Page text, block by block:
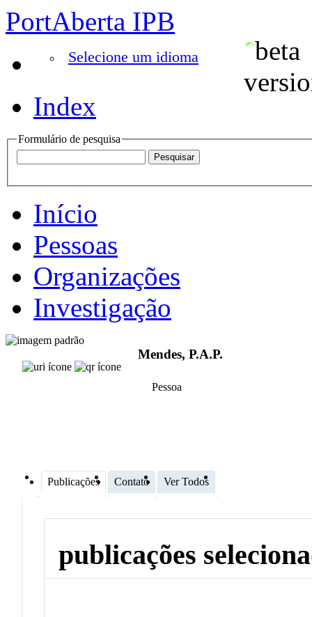
PortAberta IPB
Selecione um idioma
Index
Formulário de pesquisa
Início
Pessoas
Organizações
Investigação
Mendes, P.A.P.
Pessoa
Publicações Contato Ver Todos
publicações